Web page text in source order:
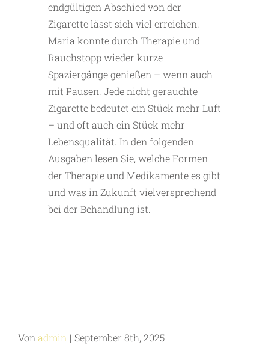
endgültigen Abschied von der
Zigarette lässt sich viel erreichen.
Maria konnte durch Therapie und
Rauchstopp wieder kurze
Spaziergänge genießen – wenn auch
mit Pausen. Jede nicht gerauchte
Zigarette bedeutet ein Stück mehr Luft
– und oft auch ein Stück mehr
Lebensqualität. In den folgenden
Ausgaben lesen Sie, welche Formen
der Therapie und Medikamente es gibt
und was in Zukunft vielversprechend
bei der Behandlung ist.
Vonadmin | September 8th, 2025